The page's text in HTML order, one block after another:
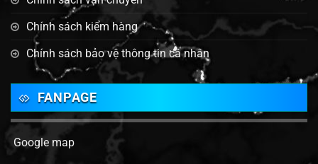
Chính sách kiểm hàng
Chính sách bảo vệ thông tin cá nhân
FANPAGE
Google map